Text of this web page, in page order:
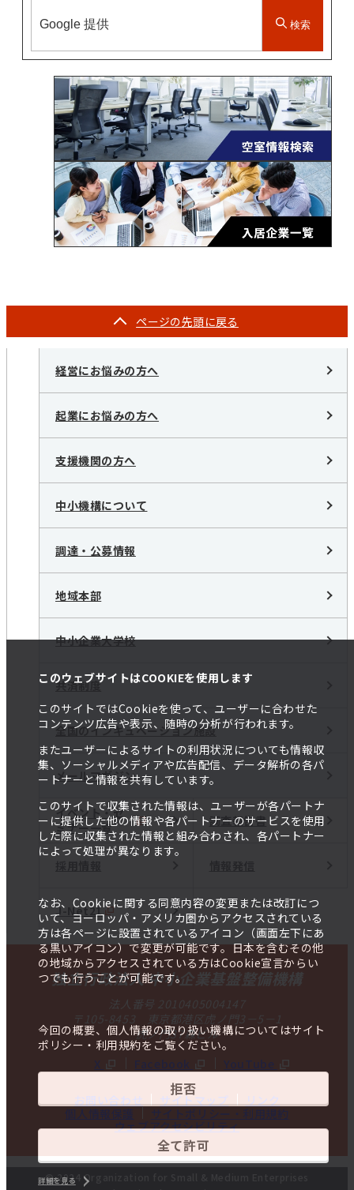
このウェブサイトはCOOKIEを使用します
このサイトではCookieを使って、ユーザーに合わせた
コンテンツ広告や表示、随時の分析が行われます。
またユーザーによるサイトの利用状況についても情報収
集、ソーシャルメディアや広告配信、データ解析の各パ
ートナーと情報を共有しています。
このサイトで収集された情報は、ユーザーが各パートナ
ーに提供した他の情報や各パートナーのサービスを使用
した際に収集された情報と組み合わされ、各パートナー
によって処理が異なります。
なお、Cookieに関する同意内容の変更または改訂につ
いて、ヨーロッパ・アメリカ圏からアクセスされている
方は各ページに設置されているアイコン（画面左下にあ
る黒いアイコン）で変更が可能です。日本を含むその他
の地域からアクセスされている方はCookie宣言からい
つでも行うことが可能です。
今回の概要、個人情報の取り扱い機構についてはサイト
ポリシー・利用規約をご覧ください。
拒否
全て許可
詳細を見る
検索
ページの先頭に戻る
経営にお悩みの方へ
起業にお悩みの方へ
支援機関の方へ
中小機構について
調達・公募情報
地域本部
中小企業大学校
共済制度
全国のインキュベーション施設
メールマガジン
イベント・セ
ミナー一覧
調査報告書
J-Net21
独立行政法人 中小企業基盤整備機構
法人番号 2010405004147
〒105-8453 東京都港区虎ノ門3－5－1
虎ノ門37森ビル
X
Facebook YouTube
お問い合わせ サイトマップ
リンク
個人情報保護
サイトポリシー・利用規約
ウェブアクセシビリティ
© 2024 Organization for Small & Medium Enterprises